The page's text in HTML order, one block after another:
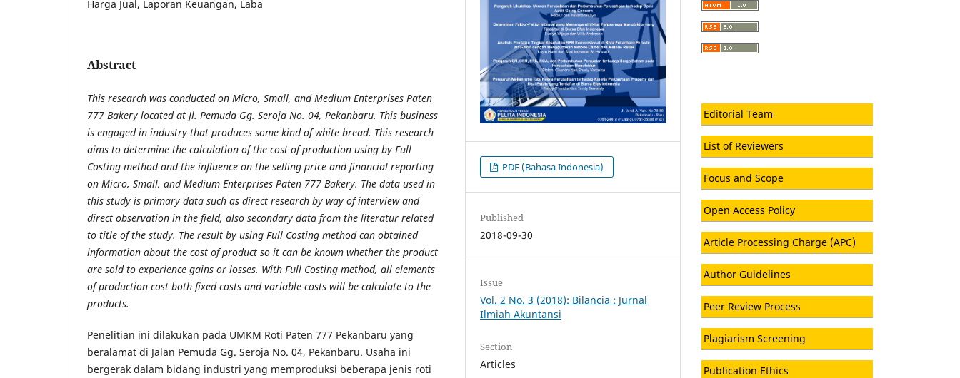
Harga Jual, Laporan Keuangan, Laba
Abstract
This research was conducted on Micro, Small, and Medium Enterprises Paten
777 Bakery located at Jl. Pemuda Gg. Seroja No. 04, Pekanbaru. This business
is engaged in industry that produces some kind of white bread. This research
aims to determine the calculation of the cost of production using by Full
Costing method and the influence on the selling price and financial reporting
on Micro, Small, and Medium Enterprises Paten 777 Bakery. The data used in
this study is primary data such as direct research by way of interview and
direct observation in the field, also secondary data from the literatur related
to title of the study. The result by using Full Costing method can obtained
information about the cost of product so it can be known whether the product
are sold to experience gains or losses. With Full Costing method, all elements
of production cost both fixed costs and variable costs will be calculate to the
products.
Penelitian ini dilakukan pada UMKM Roti Paten 777 Pekanbaru yang
beralamat di Jalan Pemuda Gg. Seroja No. 04, Pekanbaru. Usaha ini
bergerak dalam bidang industri yang memproduksi beberapa jenis roti
PDF (Bahasa Indonesia)
Published
2018-09-30
Issue
Vol. 2 No. 3 (2018): Bilancia : Jurnal
Ilmiah Akuntansi
Section
Articles
Editorial Team
List of Reviewers
Focus and Scope
Open Access Policy
Article Processing Charge (APC)
Author Guidelines
Peer Review Process
Plagiarism Screening
Publication Ethics